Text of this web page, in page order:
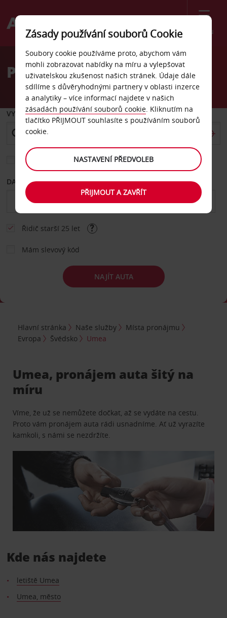
Menu
Welcome
AvisPronájem auta Umea
VYZVEDNOUT Z
Vyberte si jiné místo vrácení
DATUM OD DATUM DO
Řidič starší 25 let
Mám slevový kód
NAJÍT AUTA
Hlavní stránka Naše služby
Místa pronájmu
Evropa
Švédsko Umea
Umea, pronájem auta šitý na
míru
Víme, že už se nemůžete dočkat, až se vydáte na cestu.
Proto vám pronájem auta rádi usnadníme. Ať už vyrazíte
kamkoli, s námi se nezdržíte.
Kde nás najdete
letiště Umea
Umea, město
Zásady používání souborů Cookie
Soubory cookie používáme proto, abychom vám
mohli zobrazovat nabídky na míru a vylepšovat
uživatelskou zkušenost našich stránek. Údaje dále
sdílíme s důvěryhodnými partnery v oblasti inzerce
a analytiky – více informací najdete v našich
zásadách používání souborů cookie. Kliknutím na
tlačítko PŘIJMOUT souhlasíte s používáním souborů
cookie.
NASTAVENÍ PŘEDVOLEB
PŘIJMOUT A ZAVŘÍT